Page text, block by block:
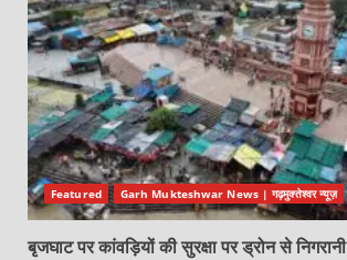
Featured Garh Mukteshwar News | गढ़मुक्तेश्वर न्यूज़
बृजघाट पर कांवड़ियों की सुरक्षा पर ड्रोन से निगरानी